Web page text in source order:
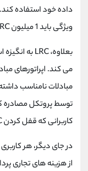
داده خود استفاده
ویژگی باید 1 میلیون LRC در نظر بگیرد.
مبادلات نامناسب
توسط پروتکل
کاربرانی که قفل کردن LRC را انتخاب می کنند توزیع می شود.
از هزینه های تجاری